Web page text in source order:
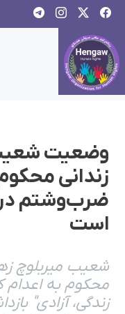
وضعیت شعیب
زندانی
ضرب‌وشتم در
است
محکوم به اعدام
زندگی، آزادی"